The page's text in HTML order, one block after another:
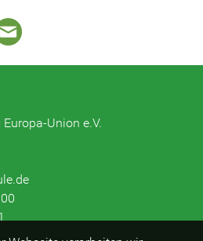
Union e.V.